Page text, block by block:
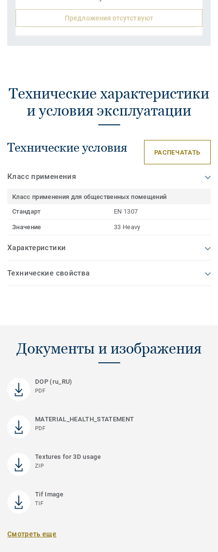
Предложения отсутствуют
Технические характеристики
и условия эксплуатации
Технические условия РАСПЕЧАТАТЬ
Класс применения
Класс применения для общественных помещений
Стандарт
EN 1307
Значение 33 Heavy
Характеристики
Технические свойства
Документы и изображения
DOP (ru_RU)
PDF
MATERIAL_HEALTH_STATEMENT
PDF
Textures for 3D usage
ZIP
Tif Image
TIF
Смотреть еще